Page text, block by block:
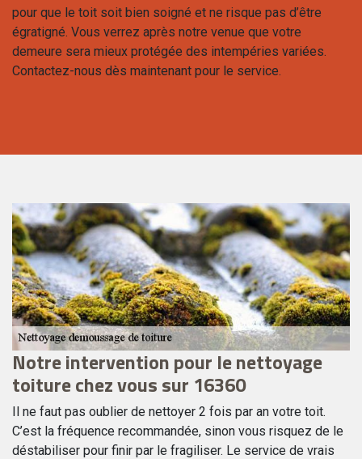
pour que le toit soit bien soigné et ne risque pas d’être
égratigné. Vous verrez après notre venue que votre
demeure sera mieux protégée des intempéries variées.
Contactez-nous dès maintenant pour le service.
Notre intervention pour le nettoyage
toiture chez vous sur 16360
Il ne faut pas oublier de nettoyer 2 fois par an votre toit.
C’est la fréquence recommandée, sinon vous risquez de le
déstabiliser pour finir par le fragiliser. Le service de vrais